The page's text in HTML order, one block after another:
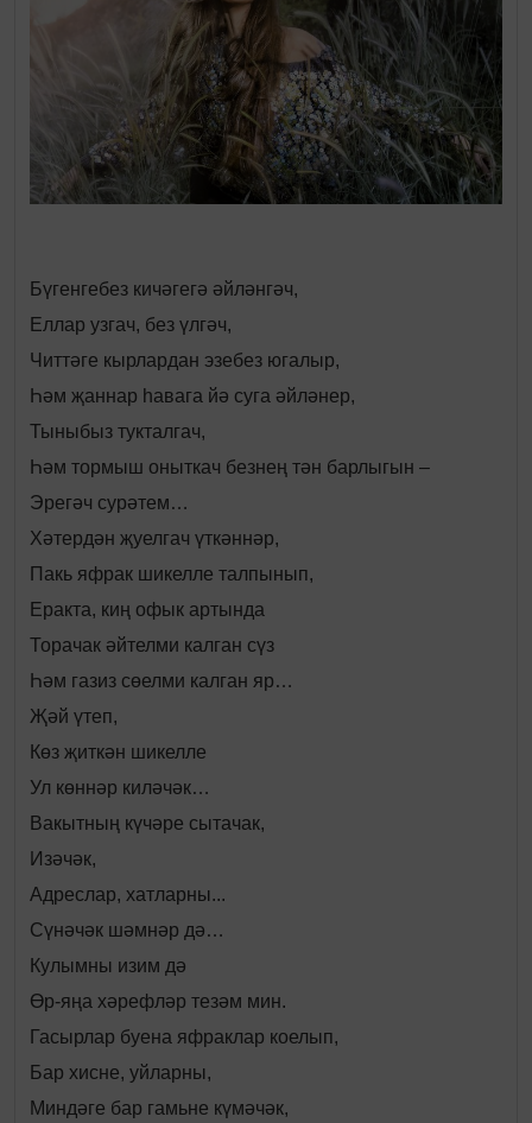
Бүгенгебез кичәгегә әйләнгәч,
Еллар узгач, без үлгәч,
Читтәге кырлардан эзебез югалыр,
Һәм җаннар һавага йә суга әйләнер,
Тыныбыз тукталгач,
Һәм тормыш оныткач безнең тән барлыгын –
Эрегәч сурәтем…
Хәтердән җуелгач үткәннәр,
Пакь яфрак шикелле талпынып,
Еракта, киң офык артында
Торачак әйтелми калган сүз
Һәм газиз сөелми калган яр…
Җәй үтеп,
Көз җиткән шикелле
Ул көннәр киләчәк…
Вакытның күчәре сытачак,
Изәчәк,
Адреслар, хатларны...
Сүнәчәк шәмнәр дә…
Кулымны изим дә
Өр-яңа хәрефләр тезәм мин.
Гасырлар буена яфраклар коелып,
Бар хисне, уйларны,
Миндәге бар гамьне күмәчәк,